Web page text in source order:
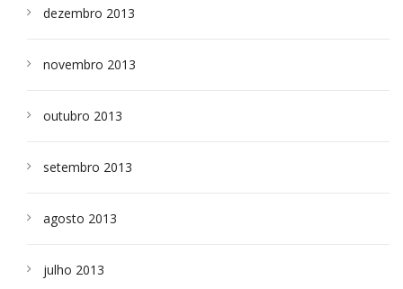
dezembro 2013
novembro 2013
outubro 2013
setembro 2013
agosto 2013
julho 2013